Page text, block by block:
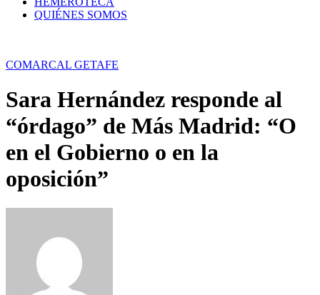
QUIÉNES SOMOS
COMARCAL GETAFE
Sara Hernández responde al
“órdago” de Más Madrid: “O
en el Gobierno o en la
oposición”